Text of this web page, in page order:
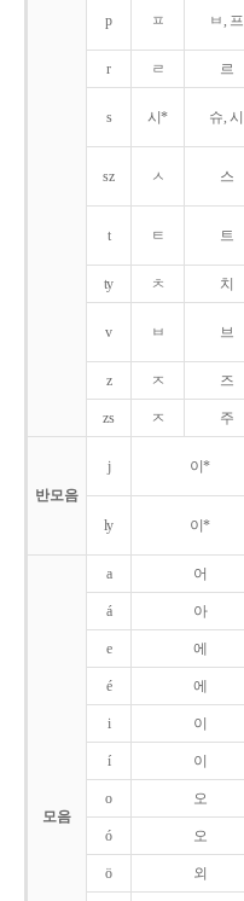
p ㅍ ㅂ, 프
r ㄹ 르
s 시* 슈, 시
sz ㅅ 스
t ㅌ 트
ty ㅊ 치
v ㅂ 브
z ㅈ 즈
zs ㅈ 주
반모음
j 이*
ly 이*
모음
a 어
á 아
e 에
é 에
i 이
í 이
o 오
ó 오
ö 외